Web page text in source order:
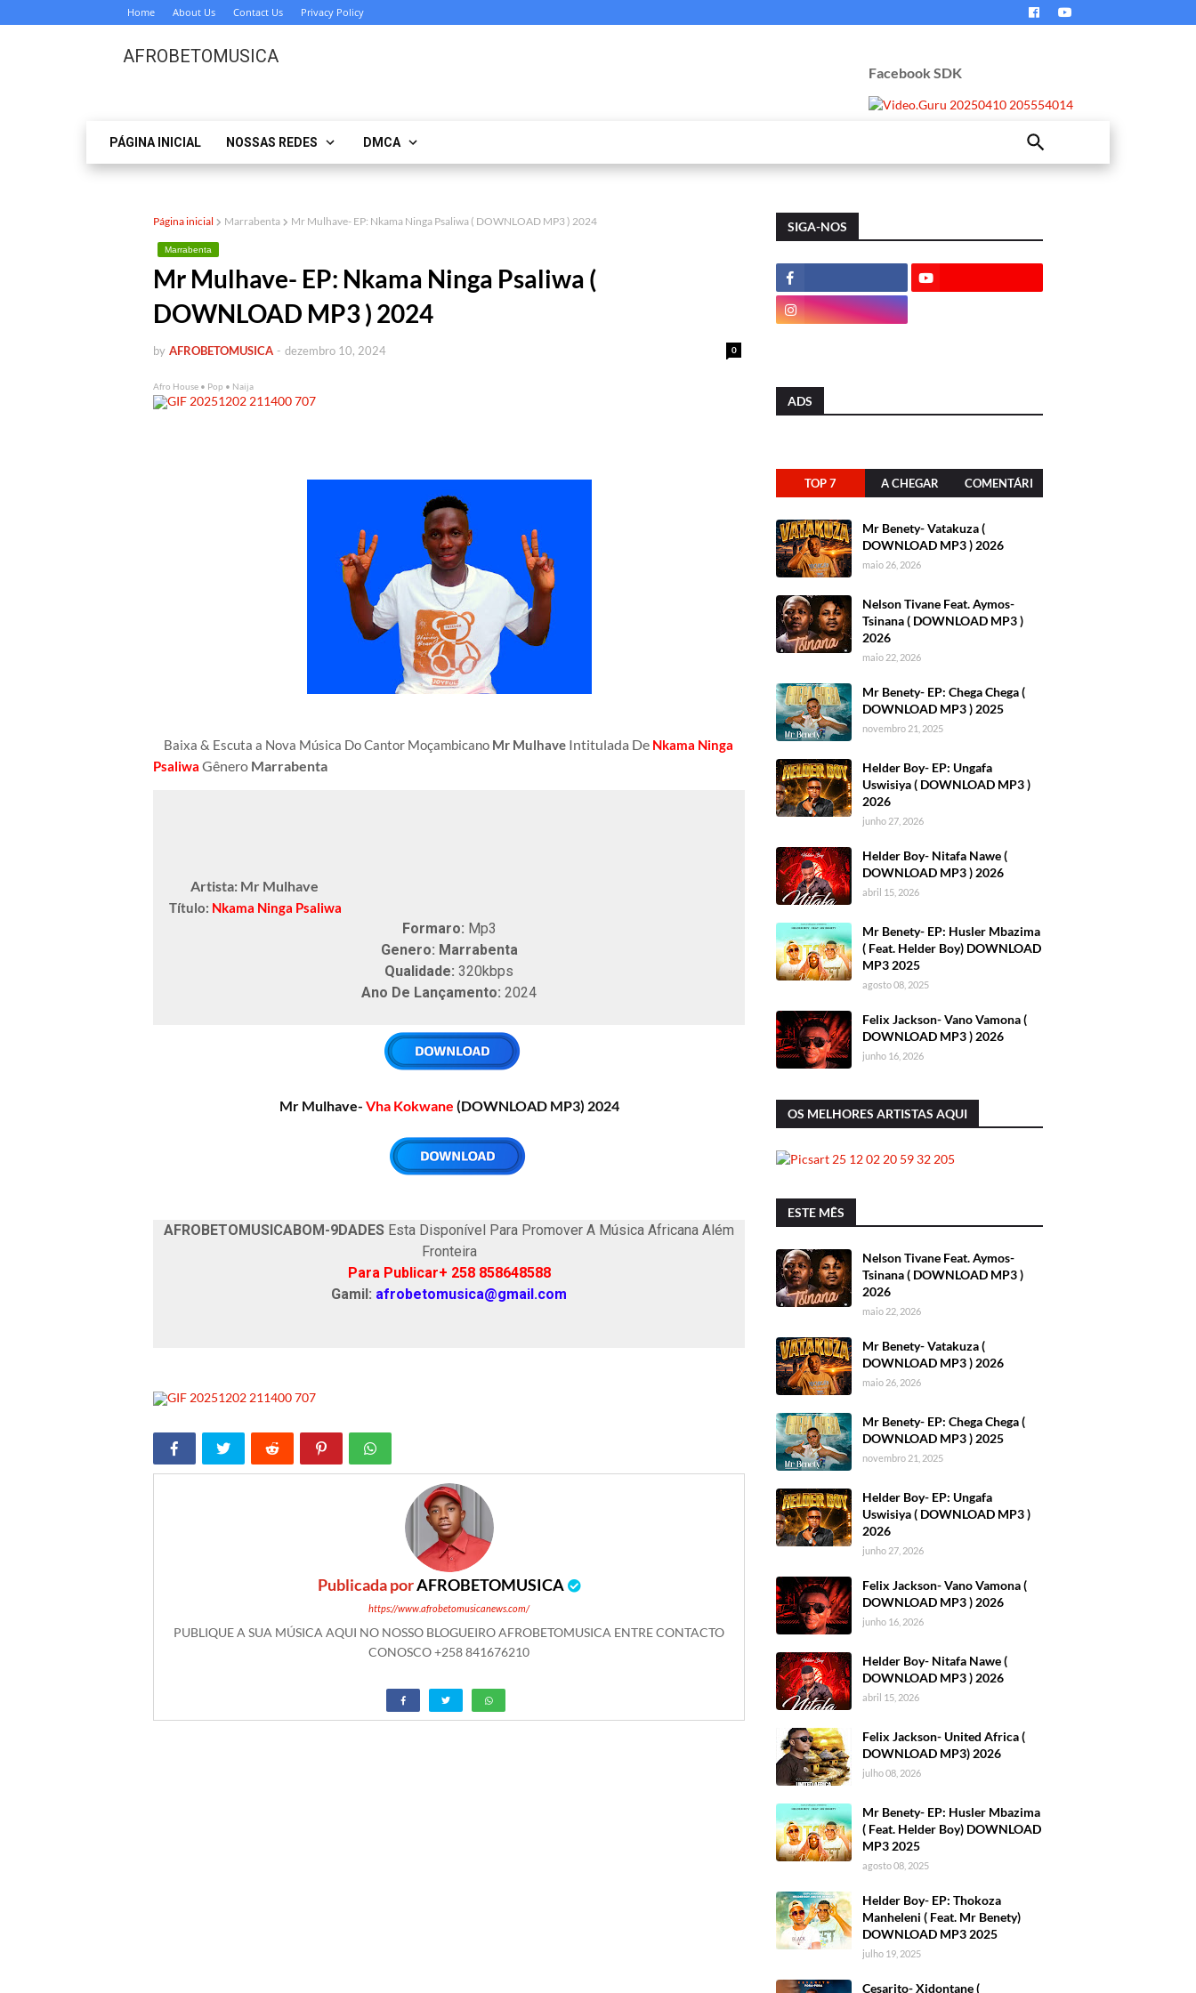
Home About Us Contact Us Privacy Policy
AFROBETOMUSICA
Facebook SDK
PÁGINA INICIAL NOSSAS REDES DMCA
Página inicial Marrabenta Mr Mulhave- EP: Nkama Ninga Psaliwa ( DOWNLOAD MP3 ) 2024
Marrabenta
Mr Mulhave- EP: Nkama Ninga Psaliwa (
DOWNLOAD MP3 ) 2024
by AFROBETOMUSICA 0
- dezembro 10, 2024
Afro House • Pop • Naija
Baixa & Escuta a Nova Música Do Cantor Moçambicano Mr Mulhave Intitulada De Nkama Ninga
Psaliwa Gênero Marrabenta
Artista: Mr Mulhave
Título: Nkama Ninga Psaliwa
Formaro: Mp3
Genero: Marrabenta
Qualidade: 320kbps
Ano De Lançamento: 2024
Mr Mulhave- Vha Kokwane (DOWNLOAD MP3) 2024
AFROBETOMUSICABOM-9DADES Esta Disponível Para Promover A Música Africana Além
Fronteira
Para Publicar+ 258 858648588
Gamil: afrobetomusica@gmail.com
Publicada porAFROBETOMUSICA
https://www.afrobetomusicanews.com/
PUBLIQUE A SUA MÚSICA AQUI NO NOSSO BLOGUEIRO AFROBETOMUSICA ENTRE CONTACTO
CONOSCO +258 841676210
SIGA-NOS
ADS
TOP 7 A CHEGAR COMENTÁRI
Mr Benety- Vatakuza (
DOWNLOAD MP3 ) 2026
maio 26, 2026
Nelson Tivane Feat. Aymos-
Tsinana ( DOWNLOAD MP3 )
2026
maio 22, 2026
Mr Benety- EP: Chega Chega (
DOWNLOAD MP3 ) 2025
novembro 21, 2025
Helder Boy- EP: Ungafa
Uswisiya ( DOWNLOAD MP3 )
2026
junho 27, 2026
Helder Boy- Nitafa Nawe (
DOWNLOAD MP3 ) 2026
abril 15, 2026
Mr Benety- EP: Husler Mbazima
( Feat. Helder Boy) DOWNLOAD
MP3 2025
agosto 08, 2025
Felix Jackson- Vano Vamona (
DOWNLOAD MP3 ) 2026
junho 16, 2026
OS MELHORES ARTISTAS AQUI
ESTE MÊS
Nelson Tivane Feat. Aymos-
Tsinana ( DOWNLOAD MP3 )
2026
maio 22, 2026
Mr Benety- Vatakuza (
DOWNLOAD MP3 ) 2026
maio 26, 2026
Mr Benety- EP: Chega Chega (
DOWNLOAD MP3 ) 2025
novembro 21, 2025
Helder Boy- EP: Ungafa
Uswisiya ( DOWNLOAD MP3 )
2026
junho 27, 2026
Felix Jackson- Vano Vamona (
DOWNLOAD MP3 ) 2026
junho 16, 2026
Helder Boy- Nitafa Nawe (
DOWNLOAD MP3 ) 2026
abril 15, 2026
Felix Jackson- United Africa (
DOWNLOAD MP3) 2026
julho 08, 2026
Mr Benety- EP: Husler Mbazima
( Feat. Helder Boy) DOWNLOAD
MP3 2025
agosto 08, 2025
Helder Boy- EP: Thokoza
Manheleni ( Feat. Mr Benety)
DOWNLOAD MP3 2025
julho 19, 2025
Cesarito- Xidontane (